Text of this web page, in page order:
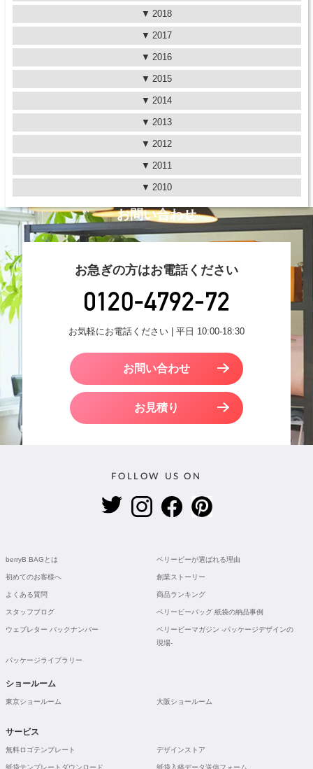
2018
2017
2016
2015
2014
2013
2012
2011
2010
お問い合わせ
お急ぎの方はお電話ください
お気軽にお電話ください | 平日 10:00-18:30
お問い合わせ
お見積り
FOLLOW US ON
berryB BAGとは ベリービーが選ばれる理由
初めてのお客様へ 創業ストーリー
よくある質問 商品ランキング
スタッフブログ ベリービーバッグ 紙袋の納品事例
ウェブレター バックナンバー
ベリービーマガジン -パッケージデザインの
現場-
パッケージライブラリー
ショールーム
東京ショールーム 大阪ショールーム
サービス
無料ロゴテンプレート デザインストア
紙袋テンプレートダウンロード 紙袋入稿データ送信フォーム